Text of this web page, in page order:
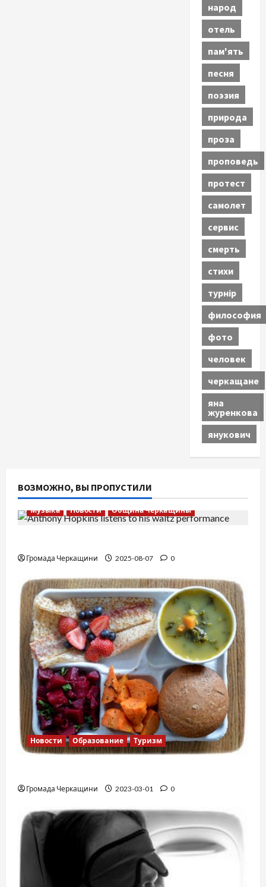
народ
отель
пам'ять
песня
поэзия
природа
проза
проповедь
протест
самолет
сервис
смерть
стихи
турнір
философия
фото
человек
черкащане
яна
журенкова
янукович
ВОЗМОЖНО, ВЫ ПРОПУСТИЛИ
Музыка Новости Община Черкащины
Громада Черкащини 2025-08-07 0
Новости Образование Туризм
Громада Черкащини 2023-03-01 0